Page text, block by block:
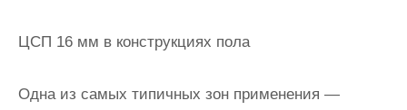
ЦСП 16 мм в конструкциях пола
Одна из самых типичных зон применения —